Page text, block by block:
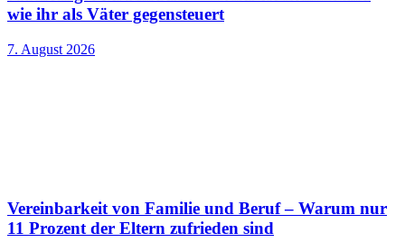
wie ihr als Väter gegensteuert
7. August 2026
Vereinbarkeit von Familie und Beruf – Warum nur
11 Prozent der Eltern zufrieden sind